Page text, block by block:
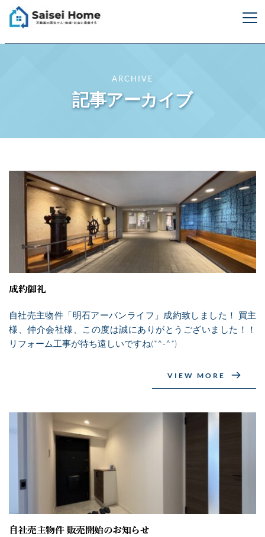
ARCHIVE
記事アーカイブ
成約御礼
自社売主物件「明石アーバンライフ」成約致しました！ 買主
様、仲介会社様、この度は誠にありがとうございました！！
リフォーム工事が待ち遠しいですね(*^-^*)
VIEW MORE
自社売主物件 販売開始のお知らせ